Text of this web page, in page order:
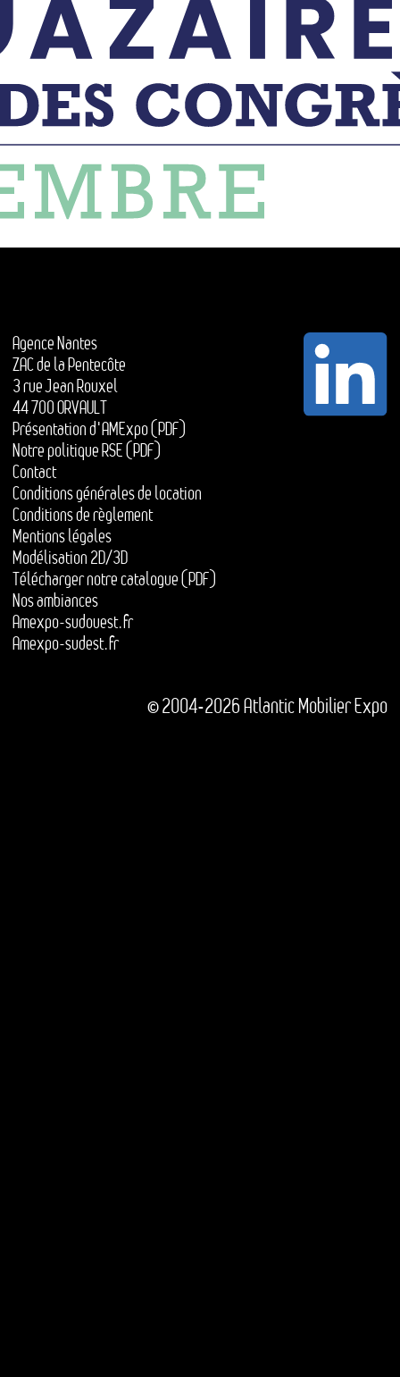
Agence Nantes
ZAC de la Pentecôte
3 rue Jean Rouxel
44 700 ORVAULT
Présentation d'AMExpo (PDF)
Notre politique RSE (PDF)
Contact
Conditions générales de location
Conditions de règlement
Mentions légales
Modélisation 2D/3D
Télécharger notre catalogue (PDF)
Nos ambiances
Amexpo-sudouest.fr
Amexpo-sudest.fr
© 2004-2026 Atlantic Mobilier Expo